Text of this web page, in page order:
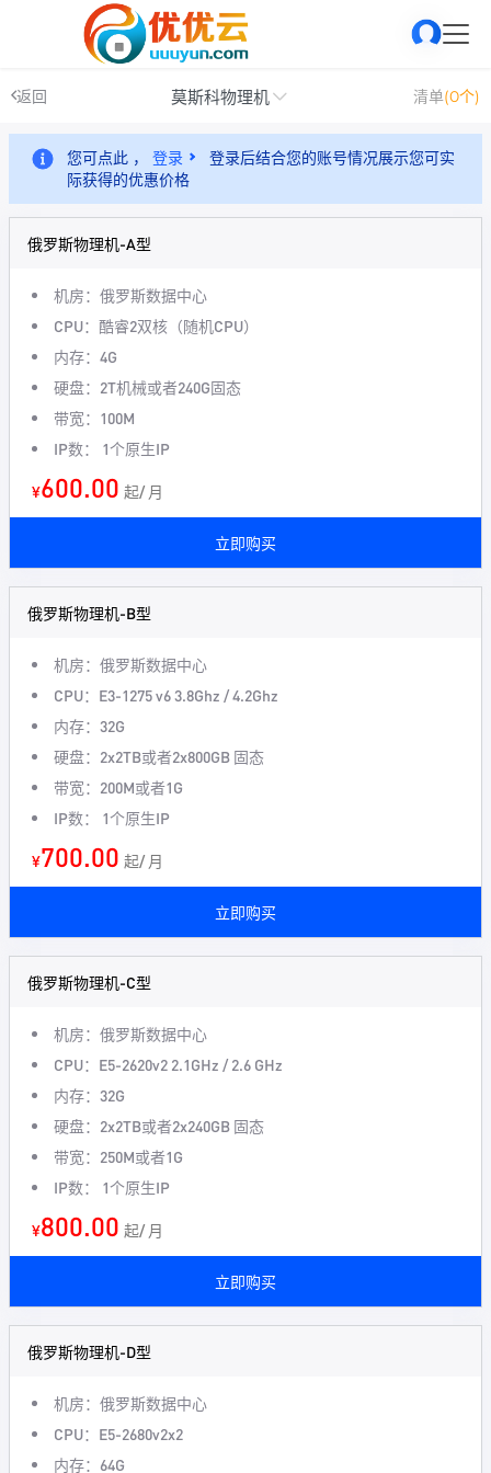
返回 莫斯科物理机 清单(0个)
您可点此 ， 登录
登录后结合您的账号情况展示您可实
际获得的优惠价格
俄罗斯物理机-A型
机房：俄罗斯数据中心
CPU：酷睿2双核（随机CPU）
内存：4G
硬盘：2T机械或者240G固态
带宽：100M
IP数： 1个原生IP
¥600.00 起/ 月
立即购买
俄罗斯物理机-B型
机房：俄罗斯数据中心
CPU：E3-1275 v6 3.8Ghz / 4.2Ghz
内存：32G
硬盘：2x2TB或者2x800GB 固态
带宽：200M或者1G
IP数： 1个原生IP
¥700.00 起/ 月
立即购买
俄罗斯物理机-C型
机房：俄罗斯数据中心
CPU：E5-2620v2 2.1GHz / 2.6 GHz
内存：32G
硬盘：2x2TB或者2x240GB 固态
带宽：250M或者1G
IP数： 1个原生IP
¥800.00 起/ 月
立即购买
俄罗斯物理机-D型
机房：俄罗斯数据中心
CPU：E5-2680v2x2
内存：64G